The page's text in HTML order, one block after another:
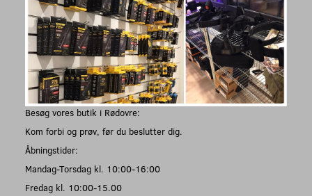
Besøg vores butik i Rødovre:
Kom forbi og prøv, før du beslutter dig.
Åbningstider:
Mandag-Torsdag kl. 10:00-16:00
Fredag kl. 10:00-15.00